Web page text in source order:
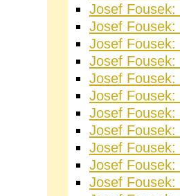
Josef Fousek:
Josef
Josef
Josef
Josef
Josef Fousek:
Josef
Josef
Josef
Josef
Josef